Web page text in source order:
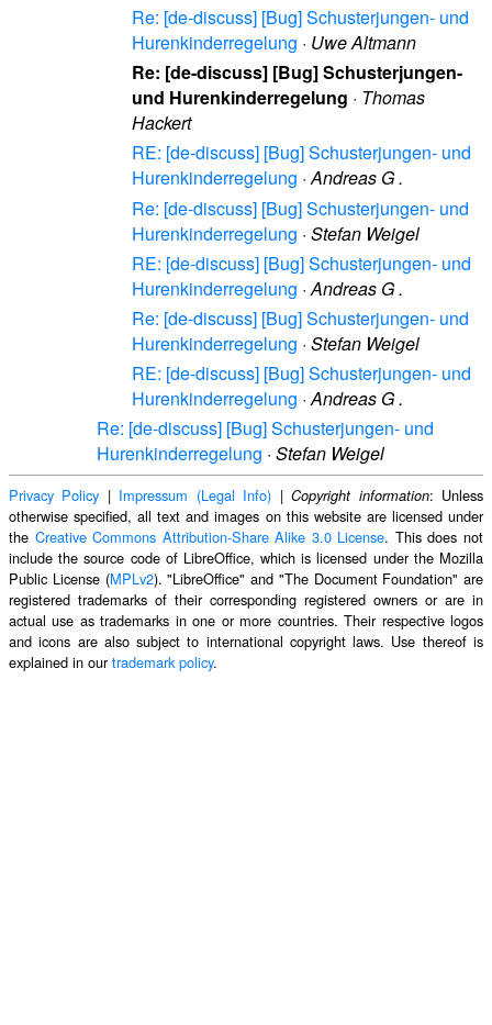
Re: [de-discuss] [Bug] Schusterjungen- und
Hurenkinderregelung · Uwe Altmann
Re: [de-discuss] [Bug] Schusterjungen-
und Hurenkinderregelung · Thomas
Hackert
RE: [de-discuss] [Bug] Schusterjungen- und
Hurenkinderregelung ·Andreas G .
Re: [de-discuss] [Bug] Schusterjungen- und
Hurenkinderregelung · Stefan Weigel
RE: [de-discuss] [Bug] Schusterjungen- und
Hurenkinderregelung ·Andreas G .
Re: [de-discuss] [Bug] Schusterjungen- und
Hurenkinderregelung · Stefan Weigel
RE: [de-discuss] [Bug] Schusterjungen- und
Hurenkinderregelung ·Andreas G .
Re: [de-discuss] [Bug] Schusterjungen- und
Hurenkinderregelung · Stefan Weigel
Privacy Policy | Impressum (Legal Info) |Copyright information: Unless
otherwise specified, all text and images on this website are licensed under
the Creative Commons Attribution-Share Alike 3.0 License. This does not
include the source code of LibreOffice, which is licensed under the Mozilla
Public License (MPLv2). "LibreOffice" and "The Document Foundation" are
registered trademarks of their corresponding registered owners or are in
actual use as trademarks in one or more countries. Their respective logos
and icons are also subject to international copyright laws. Use thereof is
explained in ourtrademark policy.